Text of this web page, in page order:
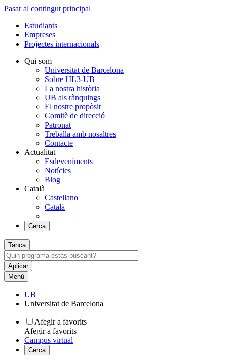
Pasar al contingut principal
Estudiants
Empreses
Projectes internacionals
Qui som
Universitat de Barcelona
Sobre l'IL3-UB
La nostra història
UB als rànquings
El nostre propòsit
Comitè de direcció
Patronat
Treballa amb nosaltres
Contacte
Actualitat
Esdeveniments
Notícies
Blog
Català
Castellano
Català
Cerca
Tanca
Menú
UB
Universitat de Barcelona
Afegir a favorits
Afegir a favorits
Campus virtual
Cerca